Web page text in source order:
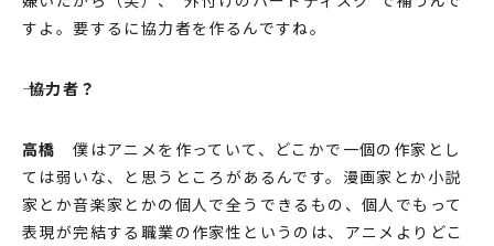
すよ。要するに協⼒者を作るんですね。
―― 協⼒者？
⾼橋 僕はアニメを作っていて、どこかで⼀個の作家とし
ては弱いな、と思うところがあるんです。漫画家とか⼩説
家とか⾳楽家とかの個⼈で全うできるもの、個⼈でもって
表現が完結する職業の作家性というのは、アニメよりどこ